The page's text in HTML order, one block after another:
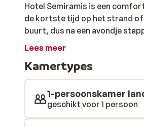
Hotel Semiramis is een
de kortste tijd op het strand of
buurt, dus na een avondje
de sfeervolle haven. 's
genieten als Rhodos te leren
Lees meer
Kamertypes
1-persoonskamer
geschikt voor 1 persoon